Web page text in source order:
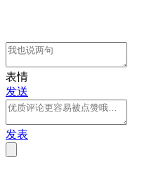
表情
发送
发表